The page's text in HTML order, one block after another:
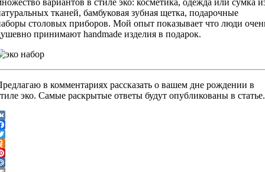
вариантов в стиле эко: косметика, одежда или сумка
тканей, бамбуковая зубная щетка, подарочные
столовых приборов. Мой опыт показывает что люди
принимают handmade изделия в подарок.
в комментариях рассказать о вашем дне рождении в
эко. Самые раскрытые ответы будут опубликованы в статье.